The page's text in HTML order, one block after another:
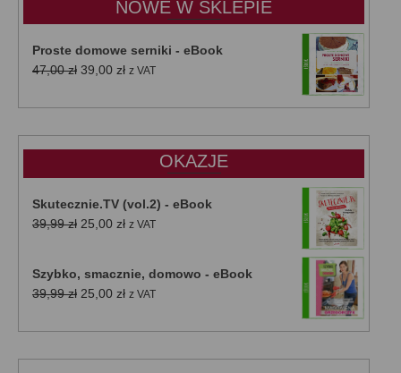
50,00 zł
NOWE W SKLEPIE
Proste domowe serniki - eBook
47,00zł Pierwotna
wynosiła:
39,00 złAktualna
wynosi:
z VAT
OKAZJE
Skutecznie.TV (vol.2) - eBook
39,99zł Pierwotna
39,99 zł.
25,00 złAktualna
25,00 zł.
z VAT
Szybko, smacznie, domowo - eBook
39,99zł Pierwotna
wynosiła:
25,00 złAktualna
wynosi:
z VAT